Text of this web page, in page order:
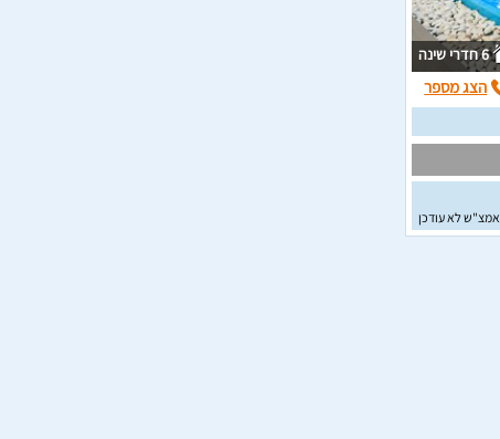
6 חדרי שינה
הצג מספר
אמצ"ש לא עודכן